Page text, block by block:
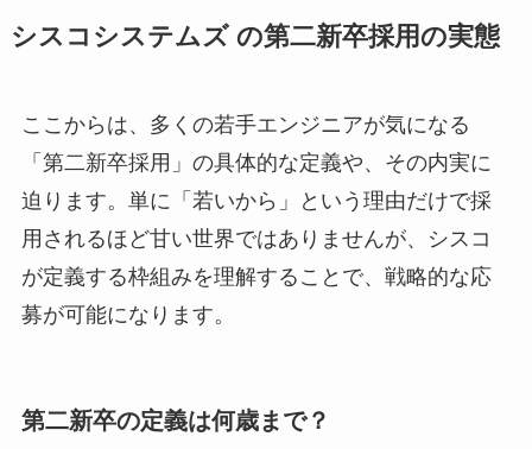
シスコシステムズ の第二新卒採用の実態
ここからは、多くの若手エンジニアが気になる
「第二新卒採用」の具体的な定義や、その内実に
迫ります。単に「若いから」という理由だけで採
用されるほど甘い世界ではありませんが、シスコ
が定義する枠組みを理解することで、戦略的な応
募が可能になります。
第二新卒の定義は何歳まで？